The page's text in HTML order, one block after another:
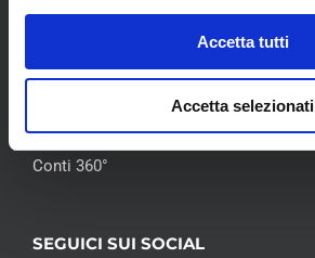
Accetta tutti
Accetta selezionati
Conti 360°
SEGUICI SUI SOCIAL